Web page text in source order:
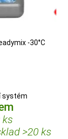
-30°C
systém
ks
>20 ks